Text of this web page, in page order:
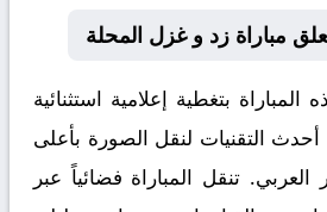
مباراة زد و غزل المحلة
بتغطية إعلامية استثنائية
التقنيات لنقل الصورة بأعلى
تنقل المباراة فضائياً عبر